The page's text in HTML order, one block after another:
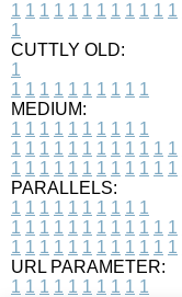
1 1 1 1 1 1 1 1 1 1 1 1
1
CUTTLY OLD:
1
1 1 1 1 1 1 1 1 1 1
MEDIUM:
1 1 1 1 1 1 1 1 1 1
1 1 1 1 1 1 1 1 1 1 1 1
1 1 1 1 1 1 1 1 1 1 1 1
PARALLELS:
1 1 1 1 1 1 1 1 1 1
1 1 1 1 1 1 1 1 1 1 1 1
1 1 1 1 1 1 1 1 1 1 1 1
URL PARAMETER:
1 1 1 1 1 1 1 1 1 1